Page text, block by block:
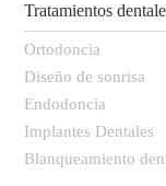
Tratamientos
Ortodoncia
Diseño de sonrisa
Endodoncia
Implantes Dentales
Blanqueamiento